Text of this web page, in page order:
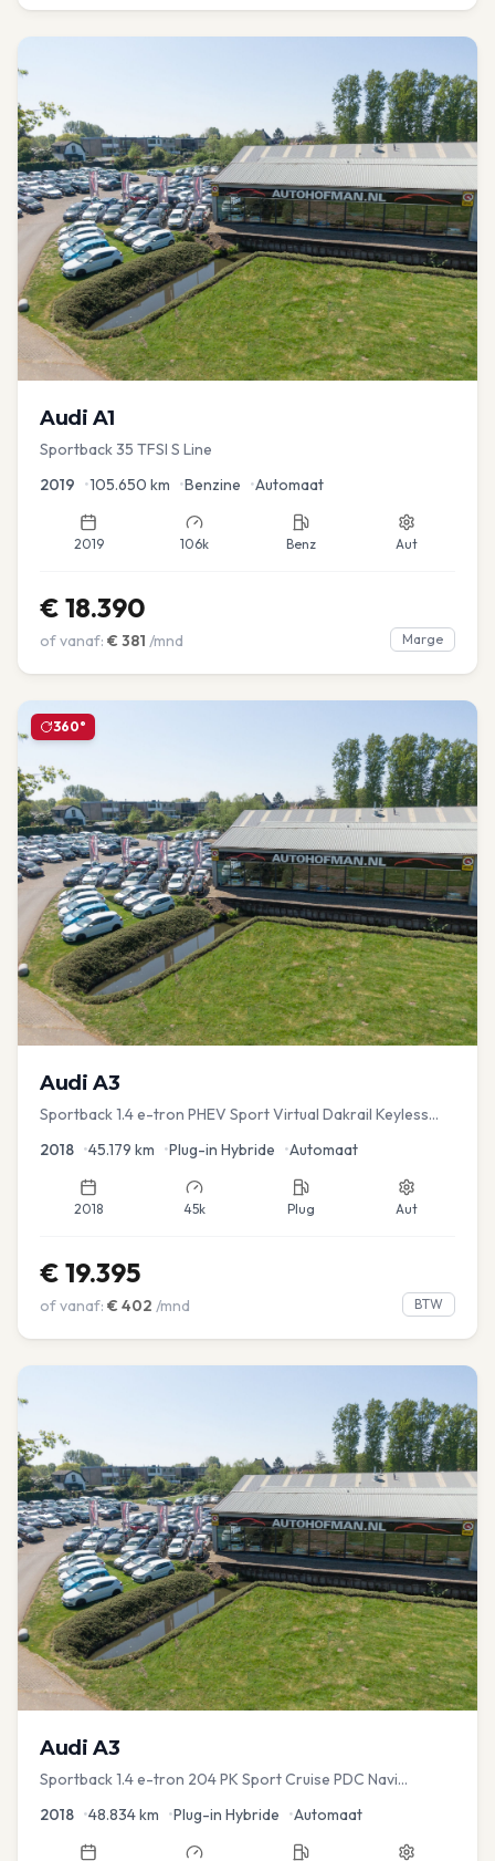
Audi A1
Sportback 35 TFSI S Line
2019 •105.650 km •Benzine •Automaat
2019 106k Benz Aut
€ 18.390
of vanaf: € 381 /mnd Marge
360°
Audi A3
Sportback 1.4 e-tron PHEV Sport Virtual Dakrail Keyless
2018 •45.179 km •Plug-in Hybride •Automaat
2018 45k Plug Aut
€ 19.395
of vanaf: € 402 /mnd BTW
Audi A3
Sportback 1.4 e-tron 204 PK Sport Cruise PDC Navi
2018 •48.834km •Plug-in Hybride •Automaat